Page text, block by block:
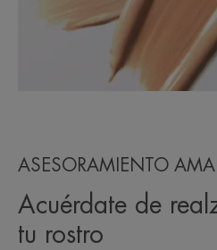
ASESORAMIENTO
Acuérdate de
tu rostro